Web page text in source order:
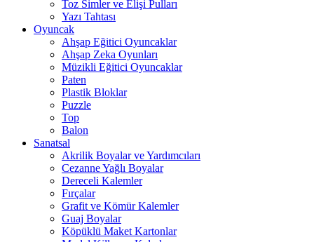
Toz Simler ve Elişi Pulları
Yazı Tahtası
Oyuncak
Ahşap Eğitici Oyuncaklar
Ahşap Zeka Oyunları
Müzikli Eğitici Oyuncaklar
Paten
Plastik Bloklar
Puzzle
Top
Balon
Sanatsal
Akrilik Boyalar ve Yardımcıları
Cezanne Yağlı Boyalar
Dereceli Kalemler
Fırçalar
Grafit ve Kömür Kalemler
Guaj Boyalar
Köpüklü Maket Kartonlar